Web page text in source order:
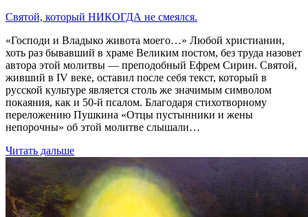
Святой, который НИКОГДА не смеялся.
«Господи и Владыко живота моего…» Любой христианин,
хоть раз бывавший в храме Великим постом, без труда назовет
автора этой молитвы — преподобный Ефрем Сирин. Святой,
живший в IV веке, оставил после себя текст, который в
русской культуре является столь же значимым символом
покаяния, как и 50-й псалом. Благодаря стихотворному
переложению Пушкина «Отцы пустынники и жены
непорочны» об этой молитве слышали…
Читать дальше